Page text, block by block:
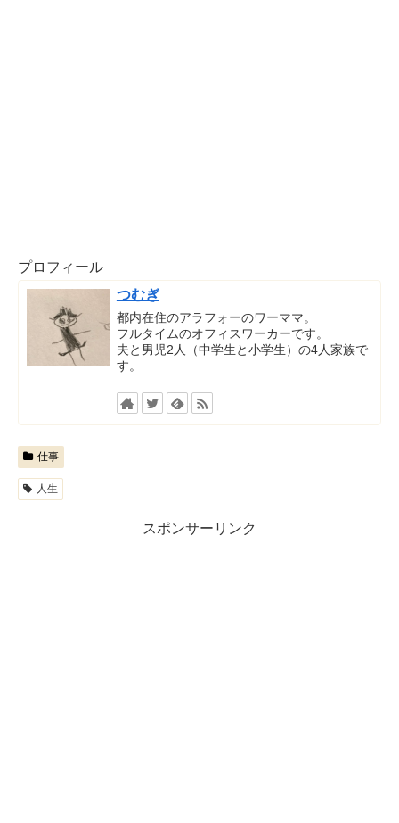
プロフィール
つむぎ
都内在住のアラフォーのワーママ。
フルタイムのオフィスワーカーです。
夫と男児2人（中学生と小学生）の4人家族で
す。
仕事
人生
スポンサーリンク